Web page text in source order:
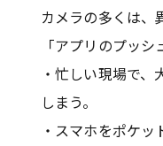
カメラの多くは、
「アプリのプッシ
・忙しい現場で
しまう。
・スマホをポケ